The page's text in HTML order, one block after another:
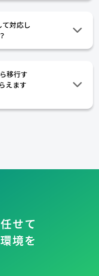
対応し
移行す
えます
せて
境を